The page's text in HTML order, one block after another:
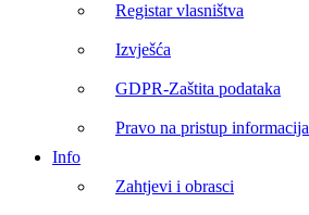
Registar vlasništva
Izvješća
GDPR-Zaštita podataka
Pravo na pristup informacija
Info
Zahtjevi i obrasci